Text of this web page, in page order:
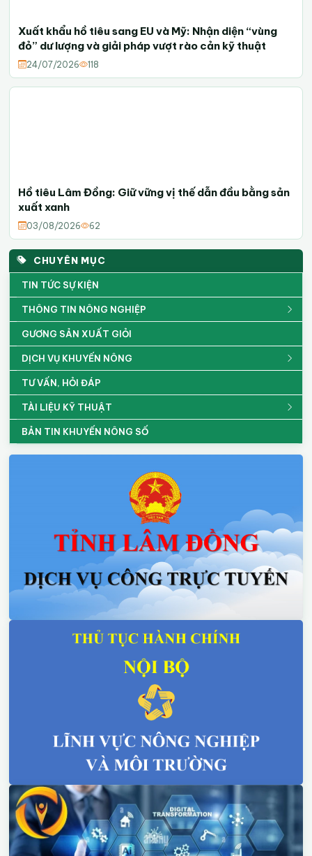
CHUYÊN MỤC
TIN TỨC SỰ KIỆN
THÔNG TIN NÔNG NGHIỆP
GƯƠNG SẢN XUẤT GIỎI
DỊCH VỤ KHUYẾN NÔNG
TƯ VẤN, HỎI ĐÁP
TÀI LIỆU KỸ THUẬT
BẢN TIN KHUYẾN NÔNG SỐ
Xuất khẩu hồ tiêu sang EU và Mỹ: Nhận diện “vùng
đỏ” dư lượng và giải pháp vượt rào cản kỹ thuật
24/07/2026 118
Hồ tiêu Lâm Đồng: Giữ vững vị thế dẫn đầu bằng sản
xuất xanh
03/08/2026 62